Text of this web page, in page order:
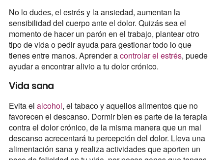
No lo dudes, el estrés y la ansiedad, aumentan la
sensibilidad del cuerpo ante el dolor. Quizás sea el
momento de hacer un parón en el trabajo, plantear otro
tipo de vida o pedir ayuda para gestionar todo lo que
tienes entre manos. Aprender acontrolar el estrés, puede
ayudar a encontrar alivio a tu dolor crónico.
Vida sana
Evita el alcohol, el tabaco y aquellos alimentos que no
favorecen el descanso. Dormir bien es parte de la terapia
contra el dolor crónico, de la misma manera que un mal
descanso acrecentará tu percepción del dolor. Lleva una
alimentación sana y realiza actividades que aporten un